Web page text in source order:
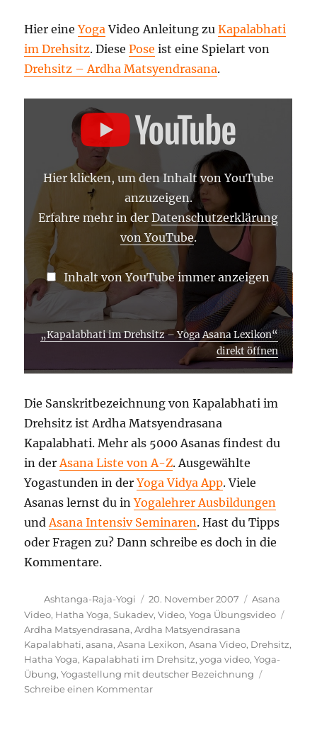
Samakonasana
Yoga
Hier eineYogaVideo Anleitung zuKapalabhati
im Drehsitz. DiesePose ist eine Spielart von
Drehsitz – Ardha Matsyendrasana.
DREHSITZ
LEXIKON“
VON
YOUTUBE
ANZEIGEN
Hier klicken, um den Inhalt von YouTube
anzuzeigen.
Erfahre mehr in derDatenschutzerklärung
von YouTube.
Inhalt von YouTube immer anzeigen
„Kapalabhati im Drehsitz – Yoga Asana Lexikon“
direkt öffnen
Die Sanskritbezeichnung von Kapalabhati im
Drehsitz ist Ardha Matsyendrasana
Kapalabhati. Mehr als 5000 Asanas findest du
in derAsana Liste von A-Z. Ausgewählte
Yogastunden in derYoga Vidya App. Viele
Asanas lernst du inYogalehrer Ausbildungen
undAsana Intensiv Seminaren. Hast du Tipps
oder Fragen zu? Dann schreibe es doch in die
Kommentare.
Autor
Ashtanga-Raja-Yogi
Veröffentlicht
am
20. November 2007 Kategorien
Asana
Video, Hatha Yoga,Sukadev,Video,Yoga Übungsvideo
Ardha Matsyendrasana,Ardha Matsyendrasana
Kapalabhati,asana,Asana Lexikon,Asana Video, Drehsitz,
Hatha Yoga, Kapalabhati im Drehsitz,yoga video,Yoga-
Übung,Yogastellung mit deutscher Bezeichnung
Schreibe einen Kommentarzu